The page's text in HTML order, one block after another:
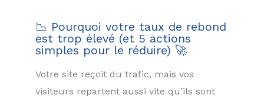
📉 Pourquoi votre taux de rebond
est trop élevé (et 5 actions
simples pour le réduire) 🚀
Votre site reçoit du trafic, mais vos
visiteurs repartent aussi vite qu’ils sont